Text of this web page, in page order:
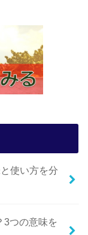
使い方を分
3つの意味を